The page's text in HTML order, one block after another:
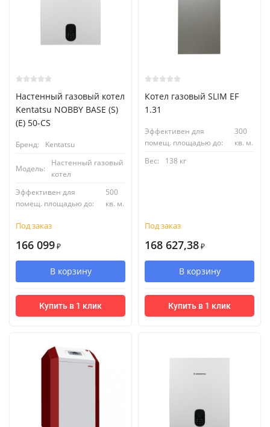
Настенный газовый котел
Kentatsu NOBBY BASE (S)
(E) 50-CS
Бренд: Kentatsu
Модель:
Настенный газовый
котел
Эффективен для
помещ. площадью до:
500
кв. м.
Под заказ
166 099 ₽
В корзину
Купить в 1 клик
Котел газовый SLIM EF
1.31
Эффективен для
помещ. площадью до:
300
кв. м.
Вес:
138 кг
Под заказ
168 627,38 ₽
В корзину
Купить в 1 клик